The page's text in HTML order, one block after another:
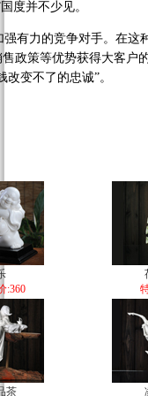
度并不少见。
有力的竞争对手。在这
政策等优势获得大客户
改变不了的忠诚”。
:360
茶